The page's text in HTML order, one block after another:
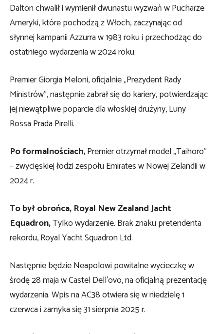
Dalton chwalił i wymienił dwunastu wyzwań w Pucharze
Ameryki, które pochodzą z Włoch, zaczynając od
słynnej kampanii Azzurra w 1983 roku i przechodząc do
ostatniego wydarzenia w 2024 roku.
Premier Giorgia Meloni, oficjalnie „Prezydent Rady
Ministrów”, następnie zabrał się do kariery, potwierdzając
jej niewątpliwe poparcie dla włoskiej drużyny, Luny
Rossa Prada Pirelli.
Po formalnościach,Premier otrzymał model „Taihoro”
– zwycięskiej łodzi zespołu Emirates w Nowej Zelandii w
2024 r.
To był obrońca, Royal New Zealand Jacht
Equadron,Tylko wydarzenie. Brak znaku pretendenta
rekordu, Royal Yacht Squadron Ltd.
Następnie będzie Neapolowi powitalne wycieczkę w
środę 28 maja w Castel Dell’ovo, na oficjalną prezentację
wydarzenia. Wpis na AC38 otwiera się w niedzielę 1
czerwca i zamyka się 31 sierpnia 2025 r.